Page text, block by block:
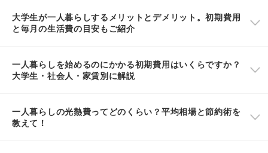
大学生が一人暮らしするメリットとデメリット。初期費用
と毎月の生活費の目安もご紹介
一人暮らしを始めるのにかかる初期費用はいくらですか？
大学生・社会人・家賃別に解説
一人暮らしの光熱費ってどのくらい？平均相場と節約術を
教えて！